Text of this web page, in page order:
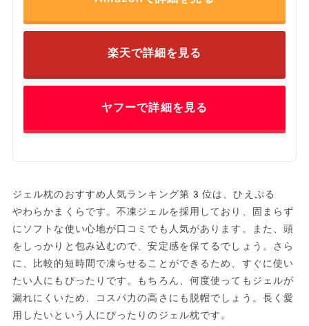
楽天で詳細を見る
ヤフーで詳細を見る
ジェル枕のおすすめ人気ランキング第3位は、ひえぷる
やわらかまくらです。不凍ジェルを採用しており、固まらず
にソフトな使い心地が口コミでも人気があります。また、頭
をしっかりと包み込むので、安定感を保てるでしょう。さら
に、比較的短時間で凍らせることができるため、すぐに使い
たい人にもぴったりです。もちろん、何度使ってもジェルが
漏れにくいため、コスパ力の高さにも脱帽でしょう。長く愛
用したいという人にぴったりのジェル枕です。